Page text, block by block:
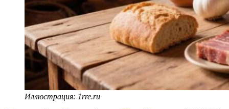
Иллюстрация: 1rre.ru